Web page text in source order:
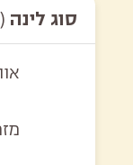
סוג לינה